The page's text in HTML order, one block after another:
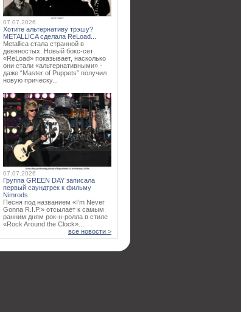
07.07.2026
Хотите альтернативу трэшу?
METALLICA сделала ReLoad...
Metallica стала странной в
девяностых. Новый бокс-сет
«ReLoad» показывает, насколько
они стали «альтернативными» -
даже “Master of Puppets” получил
новую прическу...
07.07.2026
Группа GREEN DAY записала
первый саундтрек к фильму
Nimrods
Песня под названием «I’m Never
Gonna R.I.P.» отсылает к самым
ранним дням рок-н-ролла в стиле
«Rock Around the Clock»...
все новости >